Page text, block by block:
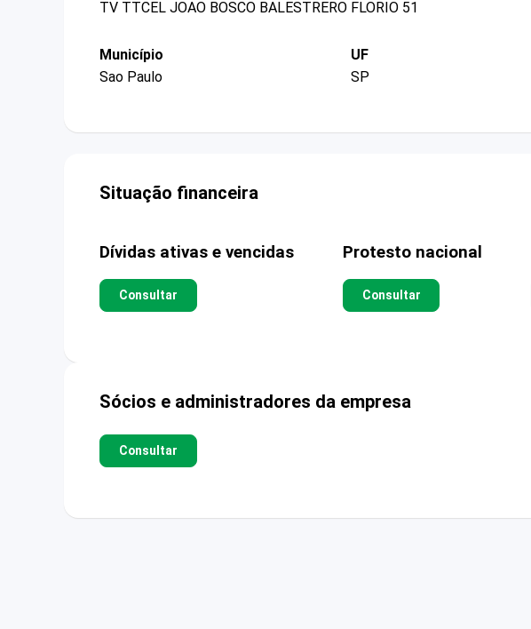
TV TTCEL JOAO BOSCO BALESTRERO FLORIO 51
Município
Sao Paulo
UF
SP
Situação financeira
Dívidas ativas e vencidas
Consultar
Protesto nacional
Consultar
Sócios e administradores da empresa
Consultar